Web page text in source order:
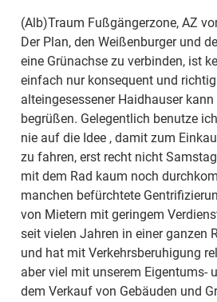
(Alb)Traum Fußgängerzone, AZ
Der Plan, den Weißenburger und
eine Grünachse zu verbinden, ist
einfach nur konsequent und
alteingesessener Haidhauser
begrüßen. Gelegentlich benutze
nie auf die Idee , damit zum
zu fahren, erst recht nicht
mit dem Rad kaum noch
manchen befürchtete
von Mietern mit geringem
seit vielen Jahren in einer ganzen
und hat mit Verkehrsberuhigung
aber viel mit unserem Eigentums-
dem Verkauf von Gebäuden und